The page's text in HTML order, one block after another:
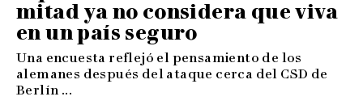
mitad ya no considera que viva
en un país seguro
Una encuesta reflejó el pensamiento de los
alemanes después del ataque cerca del CSD de
Berlín ...